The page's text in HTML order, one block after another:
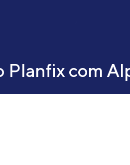
Planfix com